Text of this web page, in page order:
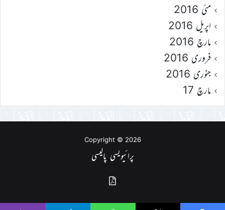
مئی 2016
اپریل 2016
مارچ 2016
فروری 2016
جنوری 2016
مارچ 17
Copyright © 2026
پرائیویسی پالیسی
گذشتہ
شمارے